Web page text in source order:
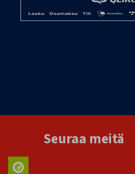
Seuraa meitä